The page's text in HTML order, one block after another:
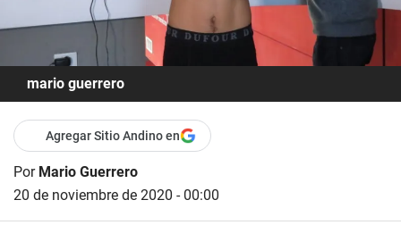
mario guerrero
Agregar Sitio Andino en
Por Mario Guerrero
20 de noviembre de 2020 - 00:00